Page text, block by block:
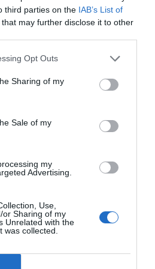
third parties on the IAB’s List of
that may further disclose it to other
Opt Outs
Sharing of my
Sale of my
my
Advertising.
Use,
or Sharing of my
Unrelated with the
was collected.
en los 20.057 puntos,
récord
te olvides de las gafas
12 de agosto sólo
al cielo"